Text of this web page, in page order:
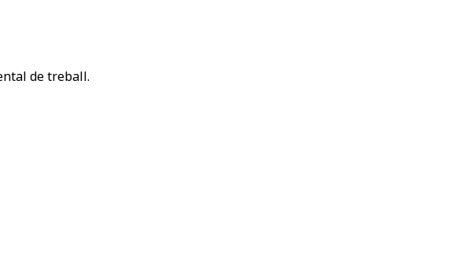
de treball.